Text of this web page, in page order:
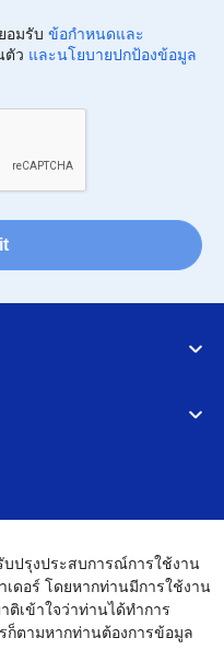
อมรับ ข้อกำหนดและ
ตัว และนโยบายปกป้องข้อมูล
แผนผังเว็บไซต์ ไปที่โกลบอลไซต์
บปรุงประสบการณ์การใช้งาน
ดอร์ โดยหากท่านมีการใช้งาน
ติเข้าใจว่าท่านได้ทำการ
ก็ตามหากท่านต้องการข้อมูล